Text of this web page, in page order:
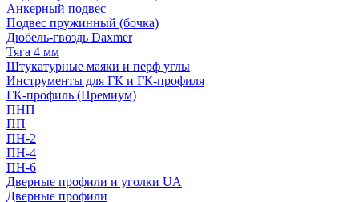
Анкерный подвес
Подвес пружинный (бочка)
Дюбель-гвоздь Daxmer
Тяга 4 мм
Штукатурные маяки и перф углы
Инструменты для ГК и ГК-профиля
ГК-профиль (Премиум)
ПНП
ПП
ПН-2
ПН-4
ПН-6
Дверные профили и уголки UA
Дверные профили